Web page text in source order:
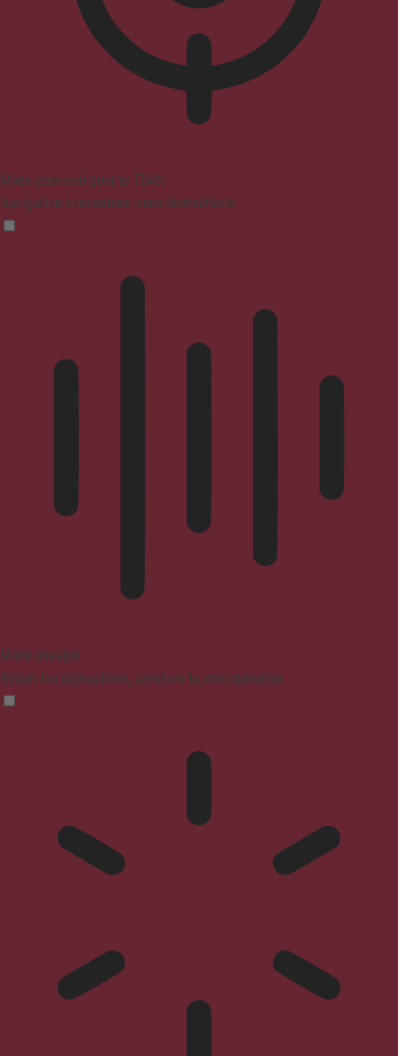
Mode convivial pour le TDAH
Navigation concentrée, sans distractions
Mode aveugle
Réduit les distractions, améliore la concentration